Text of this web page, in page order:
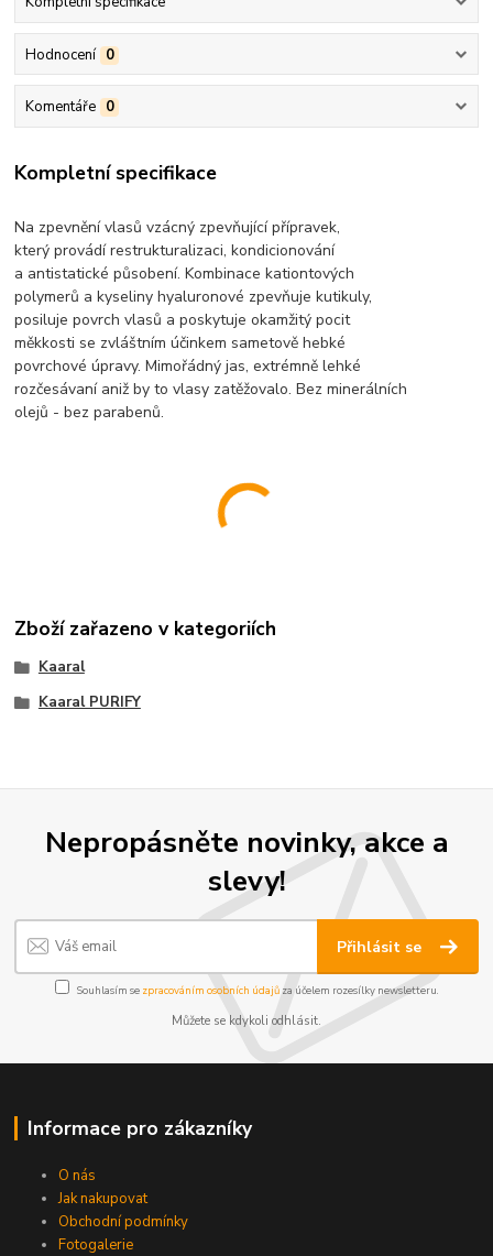
Hodnocení 0
Komentáře 0
Kompletní specifikace
Na zpevnění vlasů vzácný zpevňující přípravek,
který provádí restrukturalizaci, kondicionování
a antistatické působení. Kombinace kationtových
polymerů a kyseliny hyaluronové zpevňuje kutikuly,
posiluje povrch vlasů a poskytuje okamžitý pocit
měkkosti se zvláštním účinkem sametově hebké
povrchové úpravy. Mimořádný jas, extrémně lehké
rozčesávaní aniž by to vlasy zatěžovalo. Bez minerálních
olejů - bez parabenů.
Zboží zařazeno v kategoriích
Kaaral
Kaaral PURIFY
Nepropásněte novinky, akce a
slevy!
Přihlásit se
Souhlasím se zpracováním osobních údajůza účelem rozesílky newsletteru.
Můžete se kdykoli odhlásit.
Informace pro zákazníky
O nás
Jak nakupovat
Obchodní podmínky
Fotogalerie